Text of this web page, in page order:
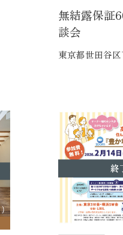
無結露保証
談会
東京都世田谷
終